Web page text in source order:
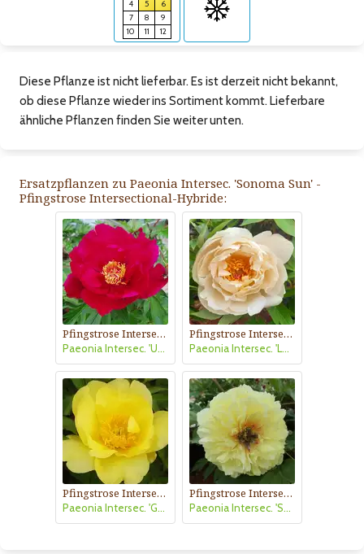
4
5
6
7
8
9
10
11 12
Diese Pflanze ist nicht lieferbar. Es ist derzeit nicht bekannt,
ob diese Pflanze wieder ins Sortiment kommt. Lieferbare
ähnliche Pflanzen finden Sie weiter unten.
Ersatzpflanzen zu Paeonia Intersec. 'Sonoma Sun' -
Pfingstrose Intersectional-Hybride:
Pfingstrose Intersectional-Hybride
Paeonia Intersec. 'Unique'
Pfingstrose Intersectional-Hybride
Paeonia Intersec. 'Love Affair'
Pfingstrose Intersectional-Hybride
Paeonia Intersec. 'Going Bananas'
Pfingstrose Intersectional-Hybride
Paeonia Intersec. 'Sonoma YeDo'